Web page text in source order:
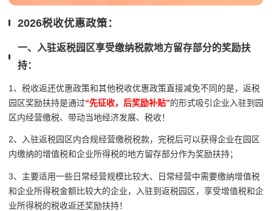
2026税收优惠政策：
一、入驻返税园区享受缴纳税款地方留存部分的奖励扶
持：
1、税收返还优惠政策和其他税收优惠政策直接减免不同的是，返税
园区奖励扶持是通过“先征收，后奖励补贴”的形式吸引企业入驻到园
区内经营缴税、带动当地经济发展、税收！
2、入驻返税园区内合规经营缴税税款，完税后可以获得企业在园区
内缴纳的增值税和企业所得税的地方留存部分作为奖励扶持；
3、主要适用一些日常经营规模比较大、日常经营中需要缴纳增值税
和企业所得税金额比较大的企业，入驻到返税园区，享受增值税和企
业所得税的税收返还奖励扶持！